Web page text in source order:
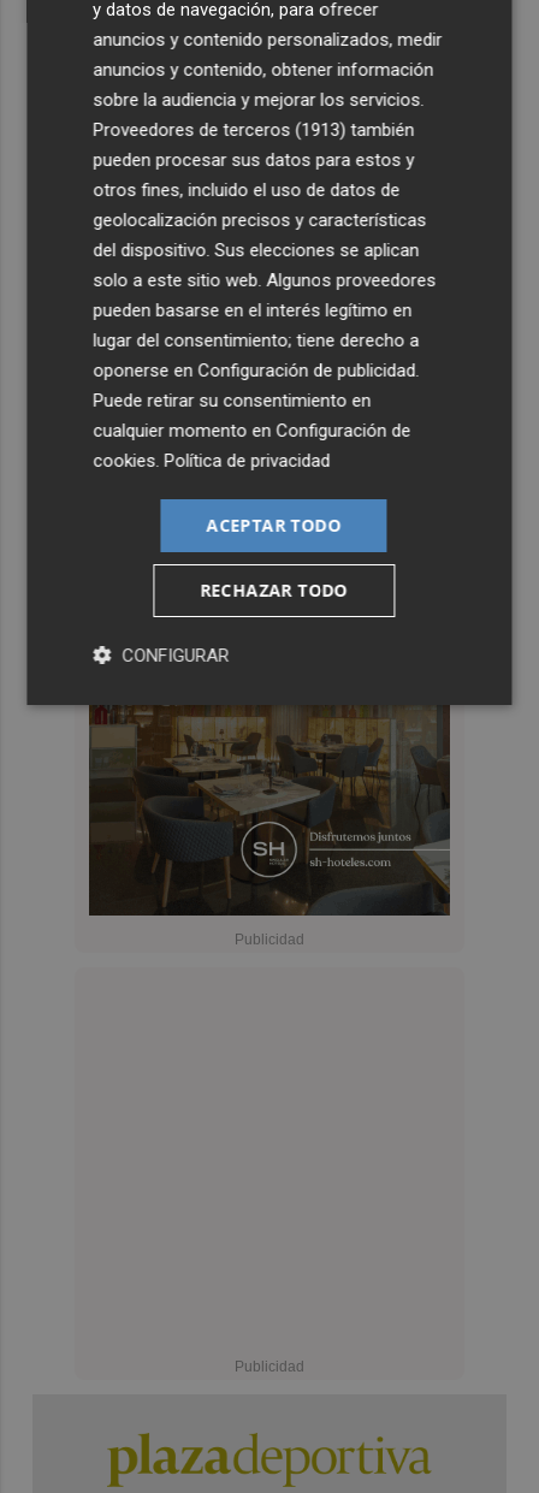
y datos de navegación, para ofrecer
anuncios y contenido personalizados, medir
anuncios y contenido, obtener información
sobre la audiencia y mejorar los servicios.
Proveedores de terceros (1913) también
pueden procesar sus datos para estos y
otros fines, incluido el uso de datos de
geolocalización precisos y características
del dispositivo. Sus elecciones se aplican
solo a este sitio web. Algunos proveedores
pueden basarse en el interés legítimo en
lugar del consentimiento; tiene derecho a
oponerse enConfiguración de publicidad
Puede retirar su consentimiento en
cualquier momento enConfiguración de
cookies .Política de privacidad
ACEPTAR TODO
RECHAZAR TODO
CONFIGURAR